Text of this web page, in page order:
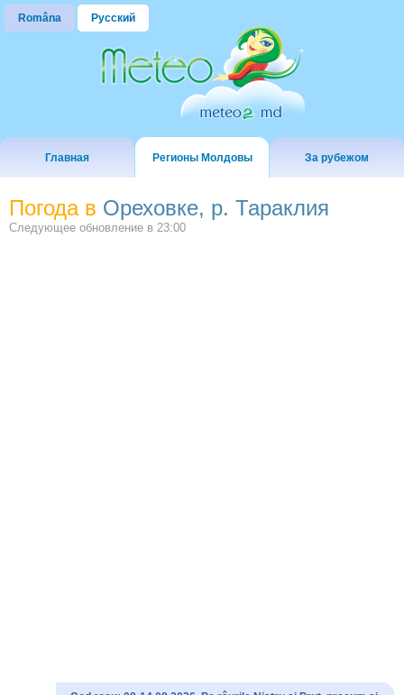
Româna Русский
Главная Регионы Молдовы За рубежом
Погода в Ореховке, р. Тараклия
Следующее обновление в 23:00